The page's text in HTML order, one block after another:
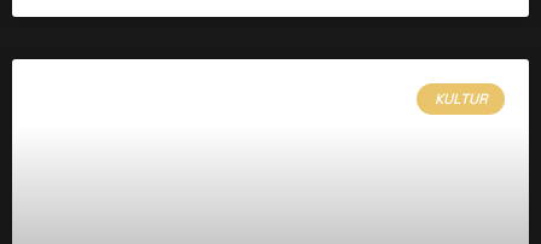
KULTUR